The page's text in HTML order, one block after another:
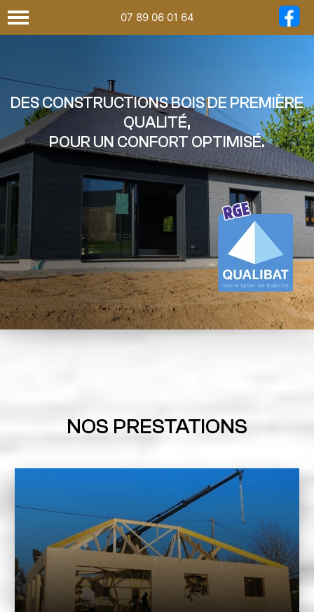
07 89 06 01 64
DES CONSTRUCTIONS BOIS DE PREMIÈRE
QUALITÉ,
POUR UN CONFORT OPTIMISÉ.
NOS PRESTATIONS